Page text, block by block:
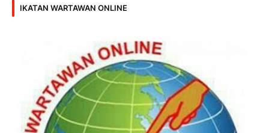
IKATAN WARTAWAN ONLINE